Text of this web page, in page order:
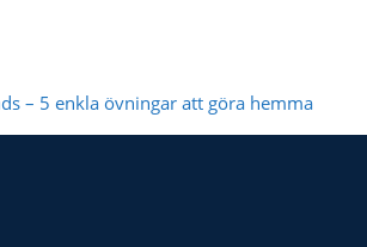
– 5 enkla övningar att göra hemma